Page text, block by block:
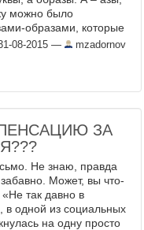
можно было
образами, которые
предков нам. «Аз Бога
08-2015 — mzadornov
ЗА
Не знаю, правда
Может, вы что-
так давно в
в одной из социальных
на одну просто